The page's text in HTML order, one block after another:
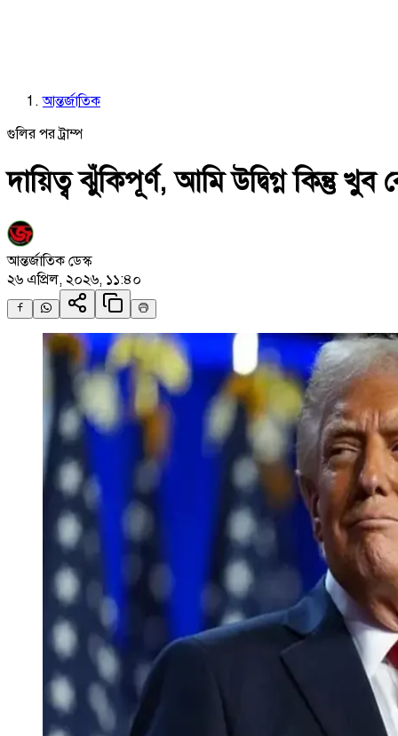
আন্তর্জাতিক
গুলির পর ট্রাম্প
দায়িত্ব ঝুঁকিপূর্ণ, আমি উদ্বিগ্ন কিন্তু খুব
আন্তর্জাতিক ডেস্ক
২৬ এপ্রিল, ২০২৬, ১১:৪০